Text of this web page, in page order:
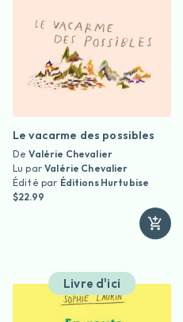
Le vacarme des possibles
DeValérie Chevalier
Lu parValérie Chevalier
Édité par Éditions Hurtubise
$22.99
Livre d'ici